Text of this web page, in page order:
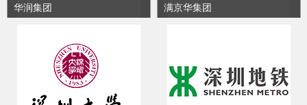
华润集团 满京华集团